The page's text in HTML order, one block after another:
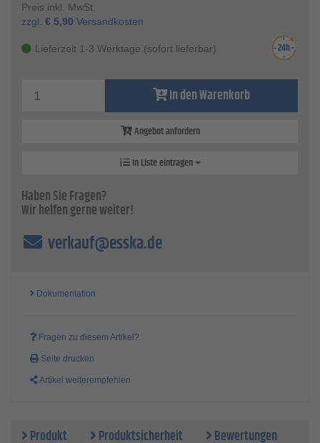
Schleifkorngemisch aus weißem Edelkorund und blauem
keramischen Sinterkorund
Material Schaft - Stahl
Korngröße - K46
Schaft-Ø x Schaftlänge - Ø 6 x 40 mm
Max. zul. Drehzahl - 73400 1/min
Preis inkl. MwSt.
zzgl. € 5,90 Versandkosten
Lieferzeit 1-3 Werktage (sofort lieferbar)
In den Warenkorb
Angebot anfordern
In Liste eintragen
Haben Sie Fragen?
Wir helfen gerne weiter!
verkauf@esska.de
Dokumentation
Fragen zu diesem Artikel?
Seite drucken
Artikel weiterempfehlen
Produkt Produktsicherheit Bewertungen